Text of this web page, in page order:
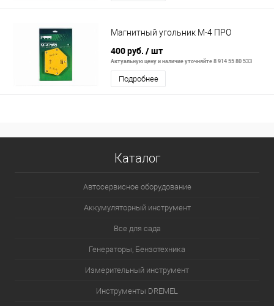
Магнитный угольник М-4 ПРО
400 руб. / шт
Актуальную цену и наличие уточняйте 8 914 55 80 533
Подробнее
Каталог
Автосервисное оборудование
Аккумуляторный инструмент
Все для сада
Генераторы, Бензотехника
Измерительный инструмент
Инструменты DREMEL